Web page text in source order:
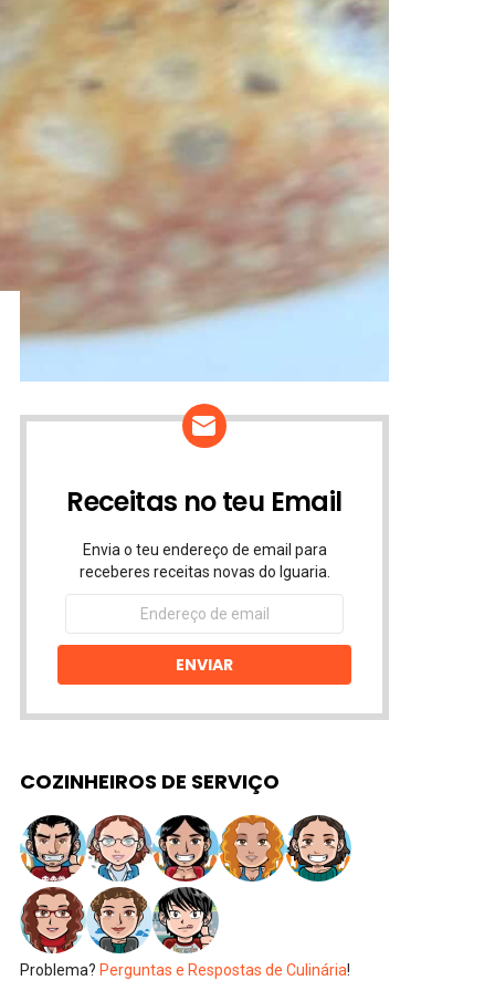
Receitas no teu Email
Envia o teu endereço de email para
receberes receitas novas do Iguaria.
Endereço
email
ENVIAR
COZINHEIROS DE SERVIÇO
Problema? Perguntas e Respostas de Culinária!